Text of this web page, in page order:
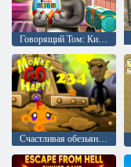
Счастливая обезьянка: уровень 234